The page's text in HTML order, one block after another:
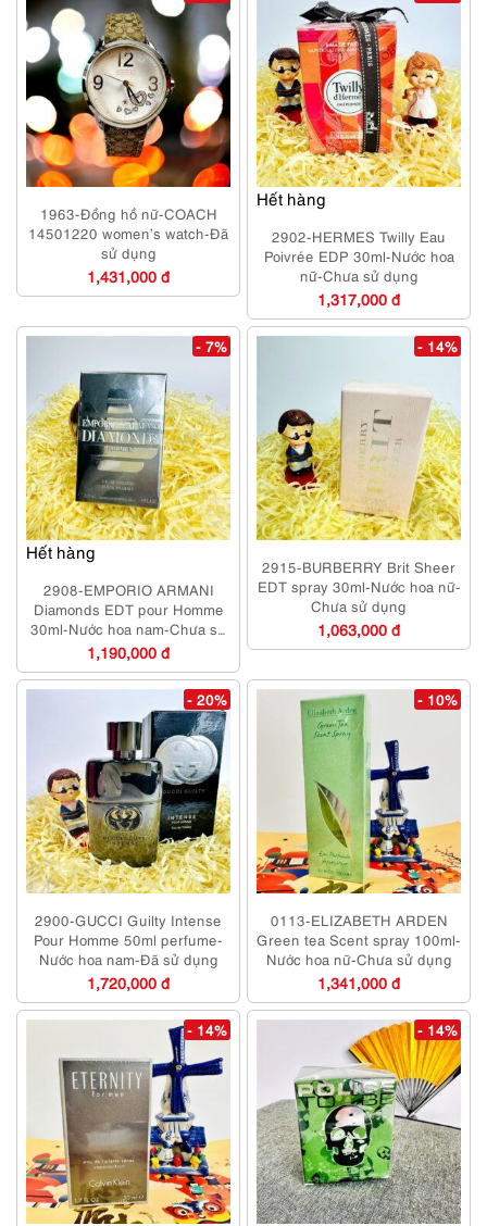
1963-Đồng hồ nữ-COACH
14501220 women’s watch-Đã
sử dụng
1,431,000 đ
Hết hàng
2902-HERMES Twilly Eau
Poivrée EDP 30ml-Nước hoa
nữ-Chưa sử dụng
1,317,000 đ
Hết hàng
- 7%
2908-EMPORIO ARMANI
Diamonds EDT pour Homme
30ml-Nước hoa nam-Chưa sử
dụng
1,190,000 đ
- 14%
2915-BURBERRY Brit Sheer
EDT spray 30ml-Nước hoa nữ-
Chưa sử dụng
1,063,000 đ
- 20%
2900-GUCCI Guilty Intense
Pour Homme 50ml perfume-
Nước hoa nam-Đã sử dụng
1,720,000 đ
- 10%
0113-ELIZABETH ARDEN
Green tea Scent spray 100ml-
Nước hoa nữ-Chưa sử dụng
1,341,000 đ
- 14% - 14%